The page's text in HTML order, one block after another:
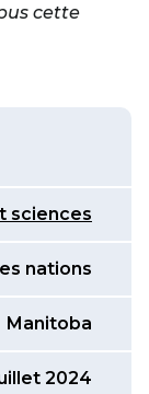
cette
sciences
nations
Manitoba
2024